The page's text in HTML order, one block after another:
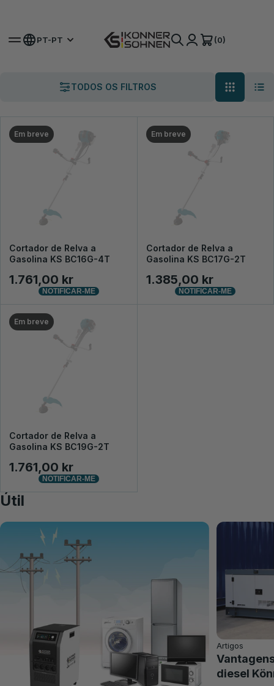
PT-PT (0)
Roçadeiras a gasolina
OBTENHA UMA CONSULTA
TODOS OS FILTROS
Em breve
Cortador de Relva a
Gasolina KS BC16G-4T
1.761,00 kr
NOTIFICAR-ME
Em breve
Cortador de Relva a
Gasolina KS BC17G-2T
1.385,00 kr
NOTIFICAR-ME
Em breve
Cortador de Relva a
Gasolina KS BC19G-2T
1.761,00 kr
NOTIFICAR-ME
Útil
Artigos
diesel